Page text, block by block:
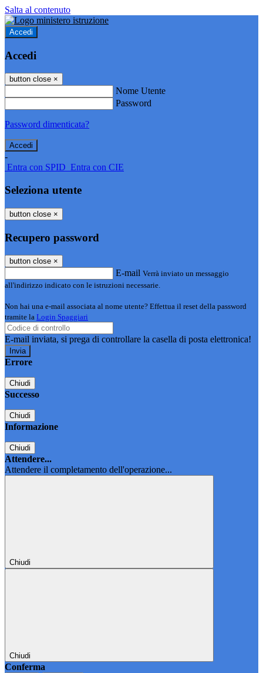
Salta al contenuto
Accedi
Accedi
button close ×
Nome Utente
Password
Password dimenticata?
-
Entra con SPID Entra con CIE
Seleziona utente
button close ×
Recupero password
button close ×
E-mail Verrà inviato un messaggio
all'indirizzo indicato con le istruzioni necessarie.
Non hai una e-mail associata al nome utente? Effettua il reset della password
tramite la Login Spaggiari
E-mail inviata, si prega di controllare la casella di posta elettronica!
Errore
Chiudi
Successo
Chiudi
Informazione
Chiudi
Attendere...
Attendere il completamento dell'operazione...
Chiudi
Chiudi
Conferma